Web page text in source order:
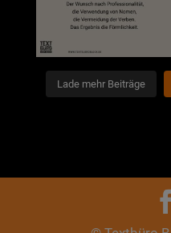
Lade mehr Beiträge